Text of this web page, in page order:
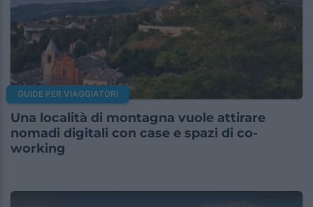
GUIDE PER VIAGGIATORI
Una località di montagna vuole attirare
nomadi digitali con case e spazi di co-
working